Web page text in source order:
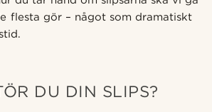
flesta gör – något som dramatiskt
DU DIN SLIPS?